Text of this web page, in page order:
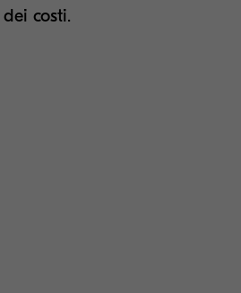
costi.